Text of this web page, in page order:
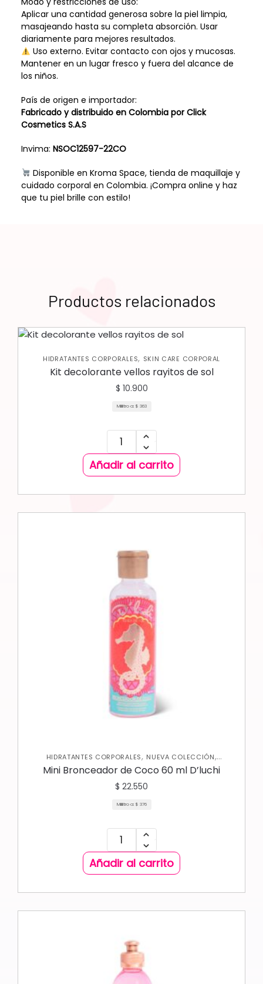
Aplicar una cantidad generosa sobre la piel limpia,
masajeando hasta su completa absorción. Usar
diariamente para mejores resultados.
Uso externo. Evitar contacto con ojos y mucosas.
Mantener en un lugar fresco y fuera del alcance de
los niños.
País de origen e importador:
Fabricado y distribuido en Colombia por Click
Cosmetics S.A.S
Invima: NSOC12597-22CO
Disponible en Kroma Space, tienda de maquillaje y
cuidado corporal en Colombia. ¡Compra online y haz
que tu piel brille con estilo!
Productos relacionados
HIDRATANTES CORPORALES, SKIN CARE CORPORAL
Kit decolorante vellos rayitos de sol
$ 10.900
Mililitro a: $ 363
Añadir al carrito
HIDRATANTES CORPORALES, NUEVA COLECCIÓN,
PROTECTOR SOLAR,SKIN CARE CORPORAL
Mini Bronceador de Coco 60 ml D’luchi
$ 22.550
Mililitro a: $ 376
Añadir al carrito